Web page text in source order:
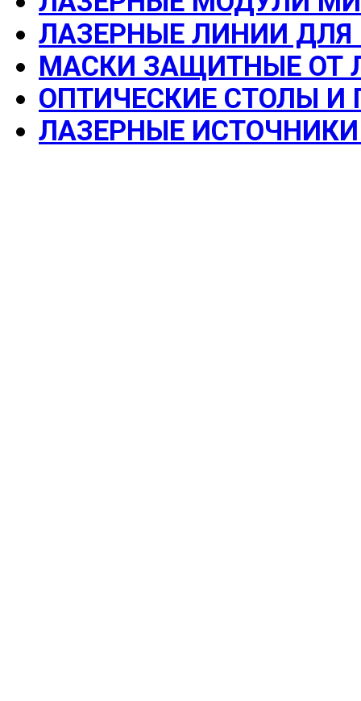
ЛАЗЕРНЫЕ ЛИНИИ
МАСКИ ЗАЩИТНЫЕ ОТ
ОПТИЧЕСКИЕ СТОЛЫ И
ЛАЗЕРНЫЕ ИСТОЧНИКИ